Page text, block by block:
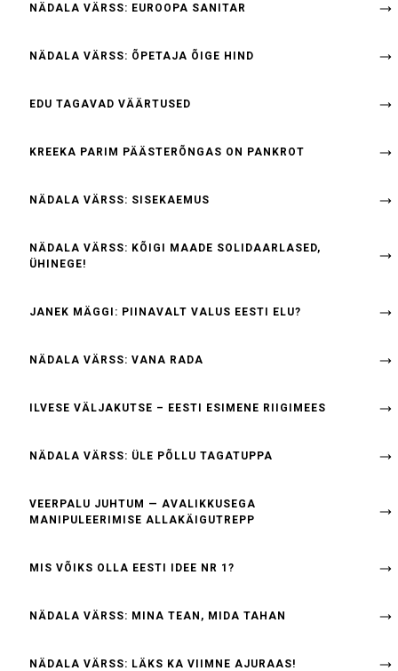
NÄDALA VÄRSS: EUROOPA SANITAR
NÄDALA VÄRSS: ÕPETAJA ÕIGE HIND
EDU TAGAVAD VÄÄRTUSED
KREEKA PARIM PÄÄSTERÕNGAS ON PANKROT
NÄDALA VÄRSS: SISEKAEMUS
NÄDALA VÄRSS: KÕIGI MAADE SOLIDAARLASED,
ÜHINEGE!
JANEK MÄGGI: PIINAVALT VALUS EESTI ELU?
NÄDALA VÄRSS: VANA RADA
ILVESE VÄLJAKUTSE – EESTI ESIMENE RIIGIMEES
NÄDALA VÄRSS: ÜLE PÕLLU TAGATUPPA
VEERPALU JUHTUM — AVALIKKUSEGA
MANIPULEERIMISE ALLAKÄIGUTREPP
MIS VÕIKS OLLA EESTI IDEE NR 1?
NÄDALA VÄRSS: MINA TEAN, MIDA TAHAN
NÄDALA VÄRSS: LÄKS KA VIIMNE AJURAAS!